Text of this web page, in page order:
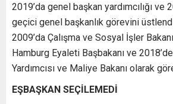
2019’da genel başkan yardımcılığı ve
geçici genel başkanlık görevini
2009’da Çalışma ve Sosyal İşler
Hamburg Eyaleti Başbakanı ve
Yardımcısı ve Maliye Bakanı olarak
EŞBAŞKAN SEÇİLEMEDİ